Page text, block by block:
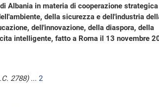
Albania in materia di cooperazione
della sicurezza e dell'industria
dell'innovazione, della diaspora, della
intelligente, fatto a Roma il 13 novembre
2788)... 2